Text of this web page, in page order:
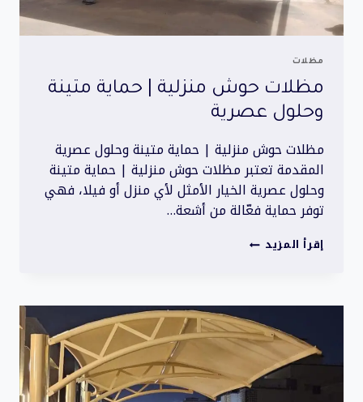
مظلات
مظلات حوش منزلية | حماية متينة
وحلول عصرية
مظلات حوش منزلية | حماية متينة وحلول عصرية
المقدمة تعتبر مظلات حوش منزلية | حماية متينة
وحلول عصرية الخيار الأمثل لأي منزل أو فيلا، فهي
توفر حماية فعّالة من أشعة…
إقرأ المزيد مظلات
حماية
متينة
وحلول
عصرية